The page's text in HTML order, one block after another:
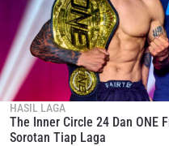
HASIL LAGA
The Inner Circle 24 Dan ONE
Sorotan Tiap Laga